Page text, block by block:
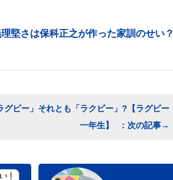
堅さは保科正之が作った家訓のせい？
グビー」それとも「ラクビー」?【ラグビー
一年生】